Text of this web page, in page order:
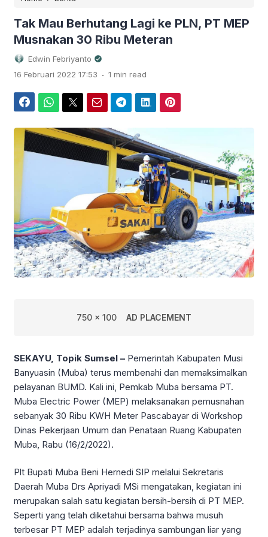
Tak Mau Berhutang Lagi ke PLN, PT MEP
Musnakan 30 Ribu Meteran
Edwin Febriyanto
16 Februari 2022 17:53 . 1 min read
750 x 100 AD PLACEMENT
SEKAYU, Topik Sumsel – Pemerintah Kabupaten Musi
Banyuasin (Muba) terus membenahi dan memaksimalkan
pelayanan BUMD. Kali ini, Pemkab Muba bersama PT.
Muba Electric Power (MEP) melaksanakan pemusnahan
sebanyak 30 Ribu KWH Meter Pascabayar di Workshop
Dinas Pekerjaan Umum dan Penataan Ruang Kabupaten
Muba, Rabu (16/2/2022).
Plt Bupati Muba Beni Hernedi SIP melalui Sekretaris
Daerah Muba Drs Apriyadi MSi mengatakan, kegiatan ini
merupakan salah satu kegiatan bersih-bersih di PT MEP.
Seperti yang telah diketahui bersama bahwa musuh
terbesar PT MEP adalah terjadinya sambungan liar yang